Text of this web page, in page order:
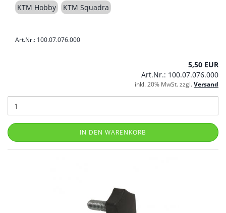
KTM Hobby KTM Squadra
Art.Nr.: 100.07.076.000
5,50 EUR
Art.Nr.: 100.07.076.000
inkl. 20% MwSt. zzgl.Versand
IN DEN WARENKORB